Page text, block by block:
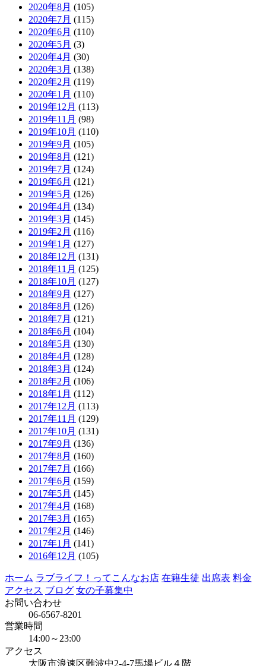
2020年8月 (105)
2020年7月 (115)
2020年6月 (110)
2020年5月 (3)
2020年4月 (30)
2020年3月 (138)
2020年2月 (119)
2020年1月 (110)
2019年12月 (113)
2019年11月 (98)
2019年10月 (110)
2019年9月 (105)
2019年8月 (121)
2019年7月 (124)
2019年6月 (121)
2019年5月 (126)
2019年4月 (134)
2019年3月 (145)
2019年2月 (116)
2019年1月 (127)
2018年12月 (131)
2018年11月 (125)
2018年10月 (127)
2018年9月 (127)
2018年8月 (126)
2018年7月 (121)
2018年6月 (104)
2018年5月 (130)
2018年4月 (128)
2018年3月 (124)
2018年2月 (106)
2018年1月 (112)
2017年12月 (113)
2017年11月 (129)
2017年10月 (131)
2017年9月 (136)
2017年8月 (160)
2017年7月 (166)
2017年6月 (159)
2017年5月 (145)
2017年4月 (168)
2017年3月 (165)
2017年2月 (146)
2017年1月 (141)
2016年12月 (105)
ホーム ラブライフ！ってこんなお店 在籍生徒 出席表 料金
アクセス ブログ 女の子募集中
お問い合わせ
06-6567-8201
営業時間
14:00～23:00
アクセス
大阪市浪速区難波中2-4-7馬場ビル４階